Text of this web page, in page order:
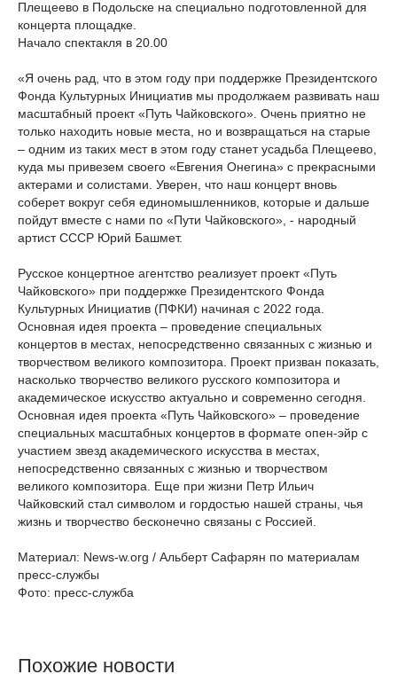
Плещеево в Подольске на специально подготовленной для
концерта площадке.
Начало спектакля в 20.00
«Я очень рад, что в этом году при поддержке Президентского
Фонда Культурных Инициатив мы продолжаем развивать наш
масштабный проект «Путь Чайковского». Очень приятно не
только находить новые места, но и возвращаться на старые
– одним из таких мест в этом году станет усадьба Плещеево,
куда мы привезем своего «Евгения Онегина» с прекрасными
актерами и солистами. Уверен, что наш концерт вновь
соберет вокруг себя единомышленников, которые и дальше
пойдут вместе с нами по «Пути Чайковского», - народный
артист СССР Юрий Башмет.
Русское концертное агентство реализует проект «Путь
Чайковского» при поддержке Президентского Фонда
Культурных Инициатив (ПФКИ) начиная с 2022 года.
Основная идея проекта – проведение специальных
концертов в местах, непосредственно связанных с жизнью и
творчеством великого композитора. Проект призван показать,
насколько творчество великого русского композитора и
академическое искусство актуально и современно сегодня.
Основная идея проекта «Путь Чайковского» – проведение
специальных масштабных концертов в формате опен-эйр с
участием звезд академического искусства в местах,
непосредственно связанных с жизнью и творчеством
великого композитора. Еще при жизни Петр Ильич
Чайковский стал символом и гордостью нашей страны, чья
жизнь и творчество бесконечно связаны с Россией.
Материал: News-w.org / Альберт Сафарян по материалам
пресс-службы
Фото: пресс-служба
Похожие новости